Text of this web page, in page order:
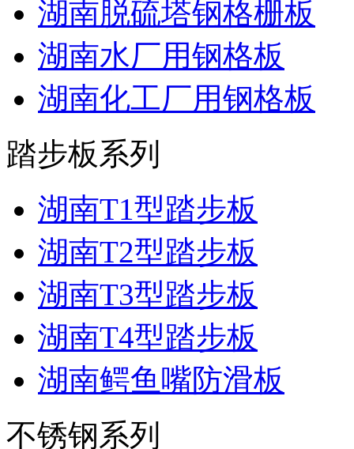
湖南脱硫塔钢格栅板
湖南水厂用钢格板
湖南化工厂用钢格板
踏步板系列
湖南T1型踏步板
湖南T2型踏步板
湖南T3型踏步板
湖南T4型踏步板
湖南鳄鱼嘴防滑板
不锈钢系列